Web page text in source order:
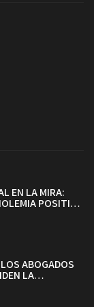
EN LA MIRA:
POSITIVA
ABOGADOS
LA